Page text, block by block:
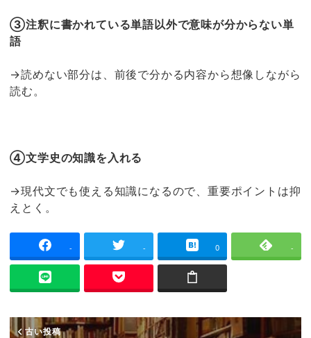
③注釈に書かれている単語以外で意味が分からない単
語
→読めない部分は、前後で分かる内容から想像しながら
読む。
④文学史の知識を入れる
→現代文でも使える知識になるので、重要ポイントは抑
えとく。
- - 0 -
古い投稿